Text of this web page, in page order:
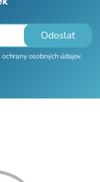
Odoslať
osobných údajov.